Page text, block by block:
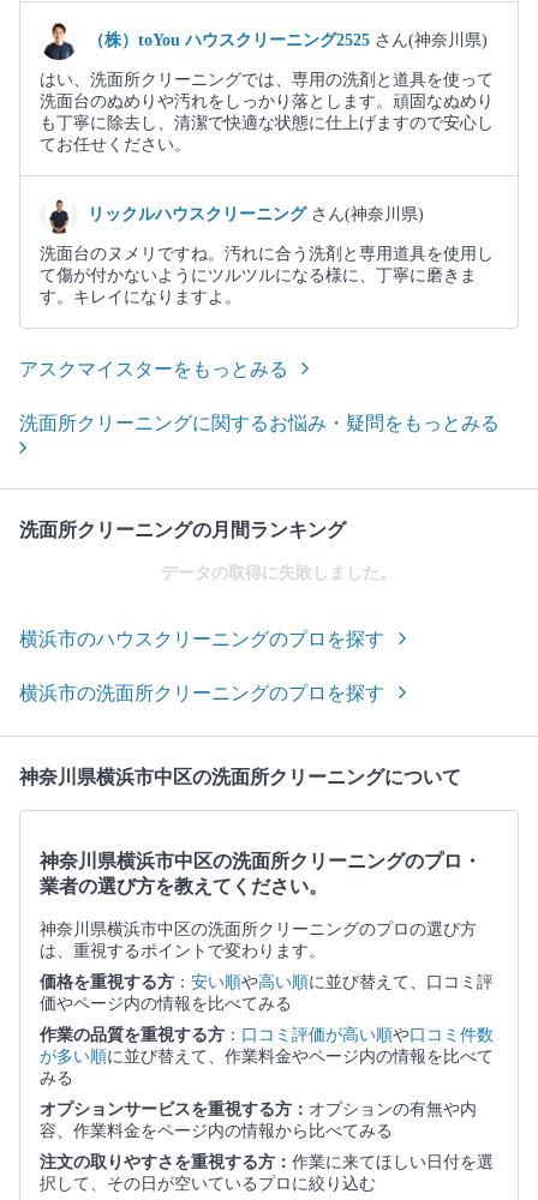
（株）toYou ハウスクリーニング2525 さん(神奈川県)
はい、洗面所クリーニングでは、専用の洗剤と道具を使って
洗面台のぬめりや汚れをしっかり落とします。頑固なぬめり
も丁寧に除去し、清潔で快適な状態に仕上げますので安心し
てお任せください。
リックルハウスクリーニング さん(神奈川県)
洗面台のヌメリですね。汚れに合う洗剤と専用道具を使用し
て傷が付かないようにツルツルになる様に、丁寧に磨きま
す。キレイになりますよ。
アスクマイスターをもっとみる
洗面所クリーニングに関するお悩み・疑問をもっとみる
洗面所クリーニングの月間ランキング
データの取得に失敗しました。
横浜市のハウスクリーニングのプロを探す
横浜市の洗面所クリーニングのプロを探す
神奈川県横浜市中区の洗面所クリーニングについて
神奈川県横浜市中区の洗面所クリーニングのプロ・
業者の選び方を教えてください。
神奈川県横浜市中区の洗面所クリーニングのプロの選び方
は、重視するポイントで変わります。
価格を重視する方 ： 安い順や高い順に並び替えて、口コミ評
価やページ内の情報を比べてみる
作業の品質を重視する方 ： 口コミ評価が高い順や口コミ件数
が多い順に並び替えて、作業料金やページ内の情報を比べて
みる
オプションサービスを重視する方： オプションの有無や内
容、作業料金をページ内の情報から比べてみる
注文の取りやすさを重視する方： 作業に来てほしい日付を選
択して、その日が空いているプロに絞り込む